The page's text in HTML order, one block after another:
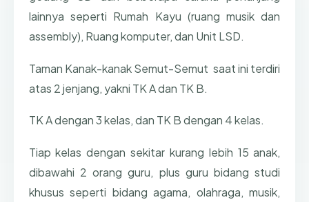
lainnya seperti Rumah Kayu (ruang musik dan
assembly), Ruang komputer, dan Unit LSD.
Taman Kanak-kanak Semut-Semut saat ini terdiri
atas 2 jenjang, yakni TK A dan TK B.
TK A dengan 3 kelas, dan TK B dengan 4 kelas.
Tiap kelas dengan sekitar kurang lebih 15 anak,
dibawahi 2 orang guru, plus guru bidang studi
khusus seperti bidang agama, olahraga, musik,